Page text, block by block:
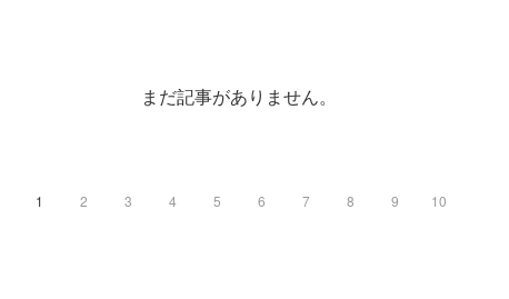
まだ記事がありません。
1 2 3 4 5 6 7 8 9 10